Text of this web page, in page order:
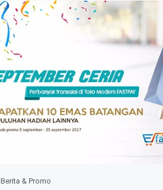
Berita & Promo